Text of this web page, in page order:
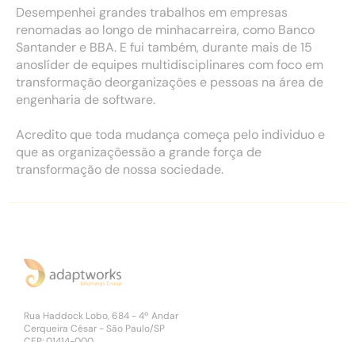
Desempenhei grandes trabalhos em empresas
renomadas ao longo de minhacarreira, como Banco
Santander e BBA. E fui também, durante mais de 15
anoslíder de equipes multidisciplinares com foco em
transformação deorganizações e pessoas na área de
engenharia de software.
Acredito que toda mudança começa pelo individuo e
que as organizaçõessão a grande força de
transformação de nossa sociedade.
Rua Haddock Lobo, 684 - 4º Andar
Cerqueira César - São Paulo/SP